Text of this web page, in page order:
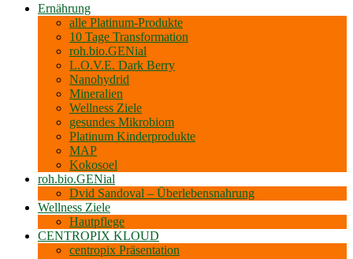
Ernährung
alle Platinum-Produkte
10 Tage Transformation
roh.bio.GENial
L.O.V.E. Dark Berry
Nanohydrid
Mineralien
Wellness Ziele
gesundes Mikrobiom
Platinum Kinderprodukte
MAP
Kokosoel
roh.bio.GENial
Dvid Sandoval – Überlebensnahrung
Wellness Ziele
Hautpflege
CENTROPIX KLOUD
centropix Präsentation